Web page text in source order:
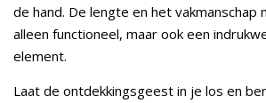
de hand. De lengte en het vakmanschap
alleen functioneel, maar ook een
element.
Laat de ontdekkingsgeest in je los en